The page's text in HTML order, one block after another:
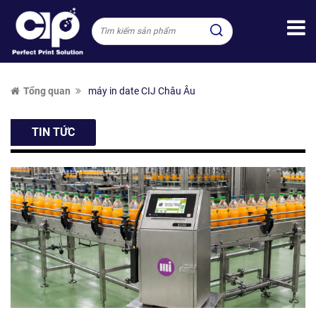
Tổng quan máy in date CIJ Châu Âu
TIN TỨC